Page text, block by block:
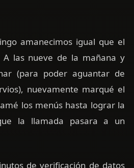
amanecimos igual que el
A las nueve de la mañana y
(para poder aguantar de
nuevamente marqué el
los menús hasta lograr la
la llamada pasara a un
de verificación de datos